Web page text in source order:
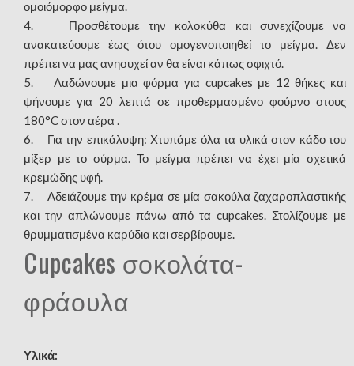
ομοιόμορφο μείγμα.
4. Προσθέτουμε την κολοκύθα και συνεχίζουμε να
ανακατεύουμε έως ότου ομογενοποιηθεί το μείγμα. Δεν
πρέπει να μας ανησυχεί αν θα είναι κάπως σφιχτό.
5. Λαδώνουμε μια φόρμα για cupcakes με 12 θήκες και
ψήνουμε για 20 λεπτά σε προθερμασμένο φούρνο στους
180°C στον αέρα .
6. Για την επικάλυψη: Χτυπάμε όλα τα υλικά στον κάδο του
μίξερ με το σύρμα. Το μείγμα πρέπει να έχει μία σχετικά
κρεμώδης υφή.
7. Αδειάζουμε την κρέμα σε μία σακούλα ζαχαροπλαστικής
και την απλώνουμε πάνω από τα cupcakes. Στολίζουμε με
θρυμματισμένα καρύδια και σερβίρουμε.
Cupcakes σοκολάτα-
φράουλα
Υλικά: